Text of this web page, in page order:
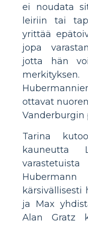
ei noudata
leiriin tai
yrittää
jopa
jotta hän
ottavat
Vanderburgin
Tarina
kauneutta
kärsivällisesti
ja Max
Alan Gratz